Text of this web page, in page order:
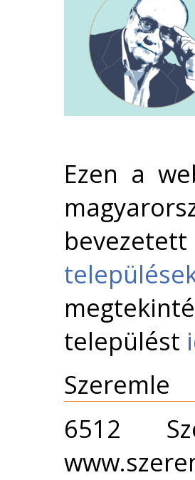
Ezen a
települést
Szeremle
6512